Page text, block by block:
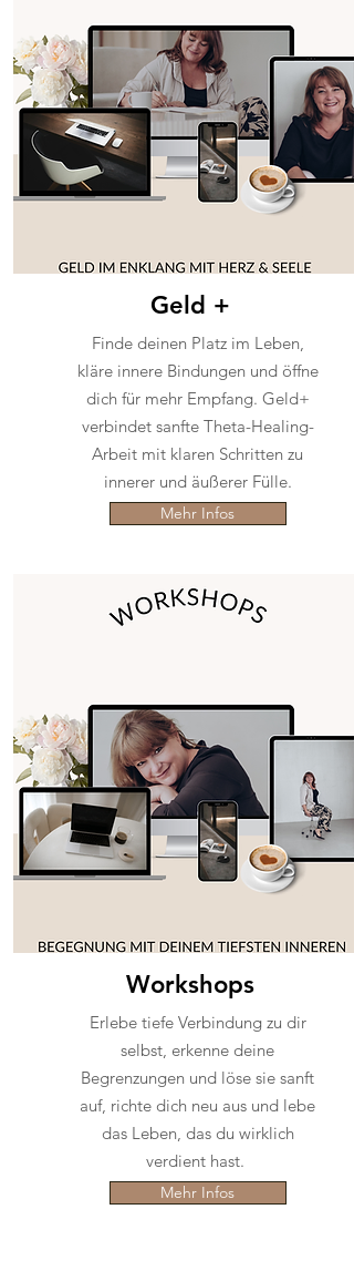
Geld +
Finde deinen Platz im Leben,
kläre innere Bindungen und öffne
dich für mehr Empfang. Geld+
verbindet sanfte Theta-Healing-
Arbeit mit klaren Schritten zu
innerer und äußerer Fülle.
Mehr Infos
Workshops
Erlebe tiefe Verbindung zu dir
selbst, erkenne deine
Begrenzungen und löse sie sanft
auf, richte dich neu aus und lebe
das Leben, das du wirklich
verdient hast.
Mehr Infos